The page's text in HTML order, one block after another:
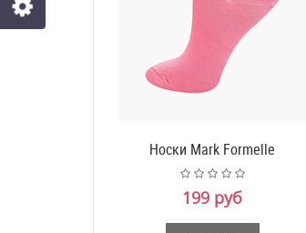
Носки Mark Formelle
199 руб